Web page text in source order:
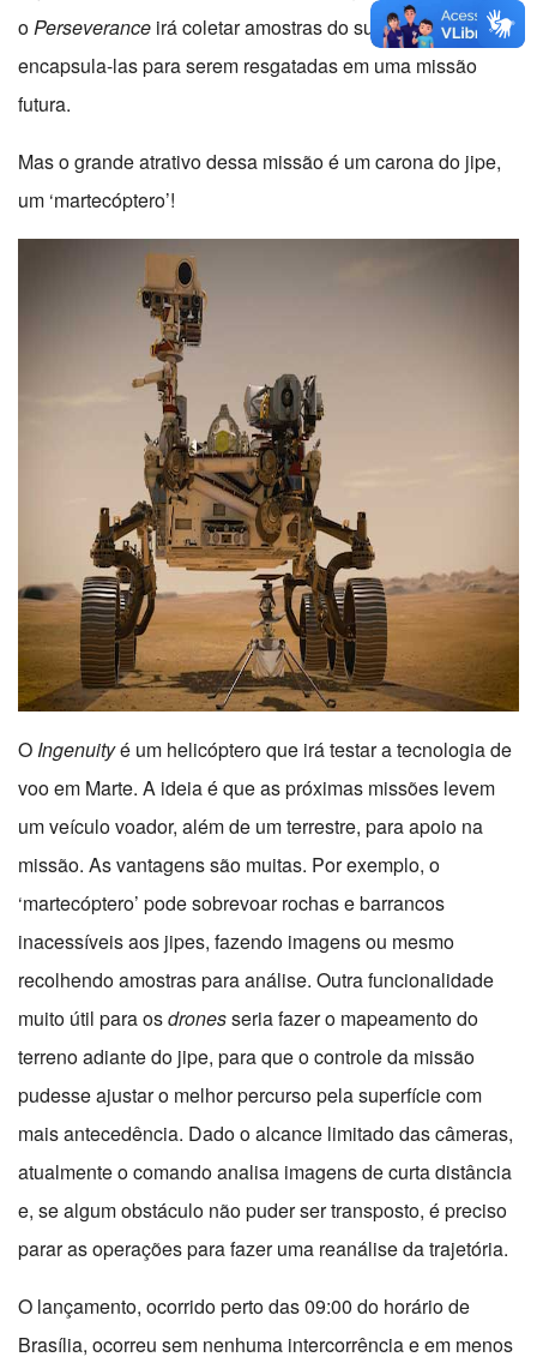
oPerseverance irá coletar amostras do subsolo e vai
encapsula-las para serem resgatadas em uma missão
futura.
Mas o grande atrativo dessa missão é um carona do jipe,
um ‘martecóptero’!
O Ingenuityé um helicóptero que irá testar a tecnologia de
voo em Marte. A ideia é que as próximas missões levem
um veículo voador, além de um terrestre, para apoio na
missão. As vantagens são muitas. Por exemplo, o
‘martecóptero’ pode sobrevoar rochas e barrancos
inacessíveis aos jipes, fazendo imagens ou mesmo
recolhendo amostras para análise. Outra funcionalidade
muito útil para osdronesseria fazer o mapeamento do
terreno adiante do jipe, para que o controle da missão
pudesse ajustar o melhor percurso pela superfície com
mais antecedência. Dado o alcance limitado das câmeras,
atualmente o comando analisa imagens de curta distância
e, se algum obstáculo não puder ser transposto, é preciso
parar as operações para fazer uma reanálise da trajetória.
O lançamento, ocorrido perto das 09:00 do horário de
Brasília, ocorreu sem nenhuma intercorrência e em menos